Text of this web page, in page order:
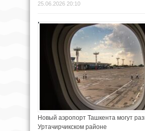
25.06.2026 20:10
Новый аэропорт Ташкента могут
Уртачирчикском районе